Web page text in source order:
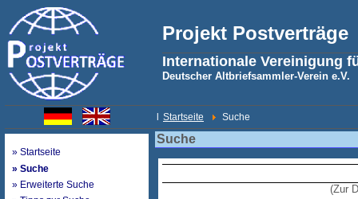
Projekt Postverträge
Internationale Vereinigung
Deutscher Altbriefsammler-Verein e.V.
Startseite Suche
» Startseite
» Suche
» Erweiterte Suche
Suche
(Zur